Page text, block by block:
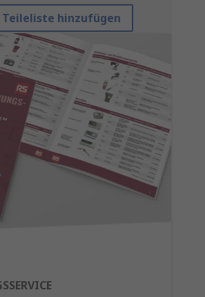
Teileliste hinzufügen